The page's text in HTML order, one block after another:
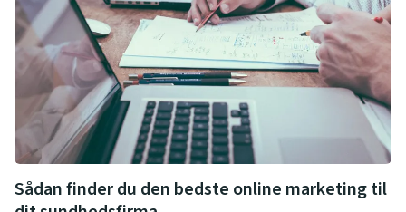
Sådan finder du den bedste online marketing til